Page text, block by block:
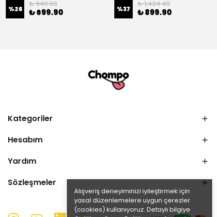
Alışveriş deneyiminizi iyileştirmek için
yasal düzenlemelere uygun çerezler
(cookies) kullanıyoruz. Detaylı bilgiye
%26
₺ 940.60
₺ 699.90 %37
₺ 1,424.40
₺ 899.90
Kategoriler
Hesabım
Yardım
Sözleşmeler